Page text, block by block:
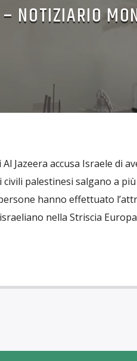
NOTIZIARIO
Jazeera accusa Israele di
palestinesi salgano a più
hanno effettuato
nella Striscia